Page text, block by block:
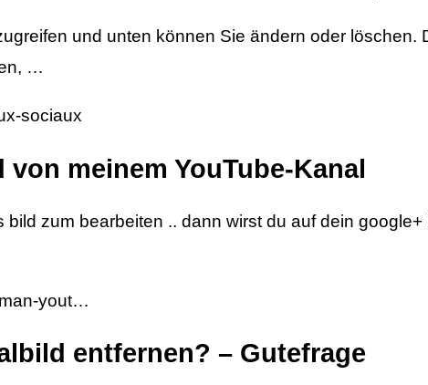
und unten können Sie ändern oder löschen.
…
sociaux
meinem YouTube-Kanal
zum bearbeiten .. dann wirst du auf dein google+
man-yout…
entfernen? – Gutefrage